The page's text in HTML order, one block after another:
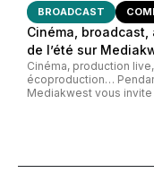
BROADCAST
Cinéma,
de l’été sur
Cinéma, production
écoproduction…
Mediakwest vous invite